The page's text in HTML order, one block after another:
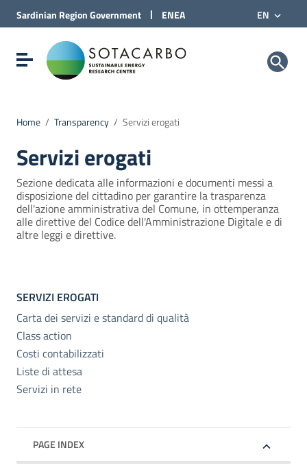
Go to site navigation
Go to Footer
Sardinian RegionGovernment | ENEA EN
Show/hide navigation menu Sotacarbo SpA
Home / Transparency / Servizi erogati
Servizi erogati
Sezione dedicata alle informazioni e documenti messi a
disposizione del cittadino per garantire la trasparenza
dell'azione amministrativa del Comune, in ottemperanza
alle direttive del Codice dell'Amministrazione Digitale e di
altre leggi e direttive.
SERVIZI EROGATI
Carta dei servizi e standard di qualità
Class action
Costi contabilizzati
Liste di attesa
Servizi in rete
PAGE INDEX